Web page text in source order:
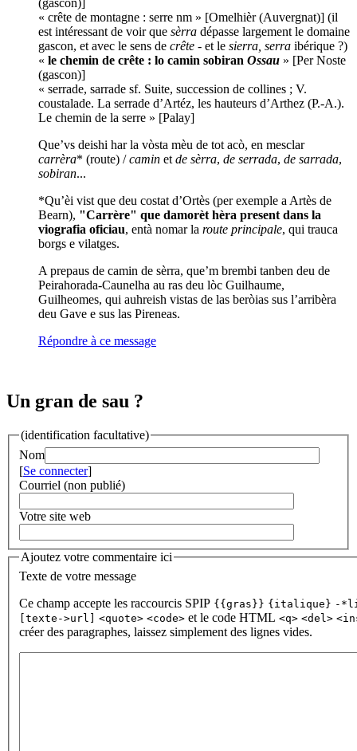
« crête de montagne : serre nm » [Omelhièr (Auvergnat)] (il
est intéressant de voir que sèrra dépasse largement le domaine
gascon, et avec le sens de crête - et le sierra, serra ibérique ?)
« le chemin de crête : lo camin sobiran Ossau » [Per Noste
(gascon)]
« serrade, sarrade sf. Suite, succession de collines ; V.
coustalade. La serrade d’Artéz, les hauteurs d’Arthez (P.-A.).
Le chemin de la serre » [Palay]
Que’vs deishi har la vòsta mèu de tot acò, en mesclar
carrèra* (route) /camin et de sèrra, de serrada, de sarrada,
sobiran...
*Qu’èi vist que deu costat d’Ortès (per exemple a Artès de
Bearn), "Carrère" que damorèt hèra present dans la
viografia oficiau, entà nomar la route principale, qui trauca
borgs e vilatges.
A prepaus de camin de sèrra, que’m brembi tanben deu de
Peirahorada-Caunelha au ras deu lòc Guilhaume,
Guilheomes, qui auhreish vistas de las beròias sus l’arribèra
deu Gave e sus las Pireneas.
Répondre à ce message
Un gran de sau ?
(identification facultative)
Nom
[Se connecter]
Courriel (non publié)
Votre site web
Ajoutez votre commentaire ici
Texte de votre message
Ce champ accepte les raccourcis SPIP {{gras}} {italique} -
[texte->url] <quote> <code> et le code HTML <q> <del>
créer des paragraphes, laissez simplement des lignes vides.